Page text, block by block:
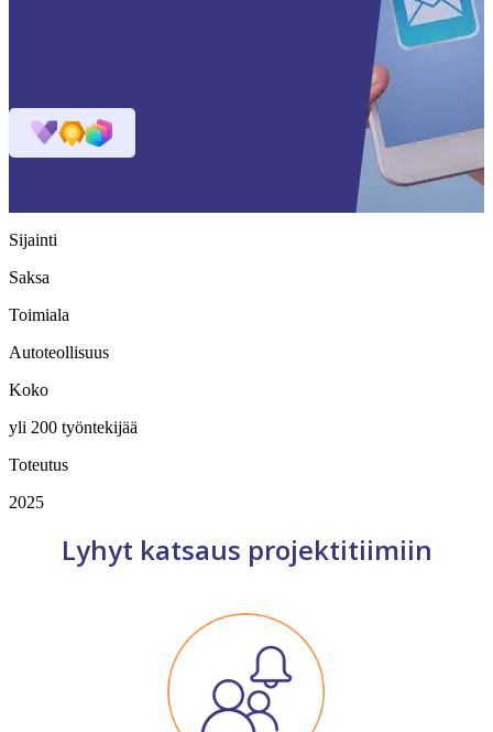
Sijainti
Saksa
Toimiala
Autoteollisuus
Koko
yli 200 työntekijää
Toteutus
2025
Lyhyt katsaus projektitiimiin